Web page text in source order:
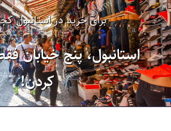
برای خرید در استانبول
استانبول، پنج خیابان
کردن!